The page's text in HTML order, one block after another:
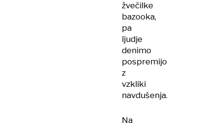
žvečilke
bazooka,
pa
ljudje
denimo
pospremijo
z
vzkliki
navdušenja.
Na